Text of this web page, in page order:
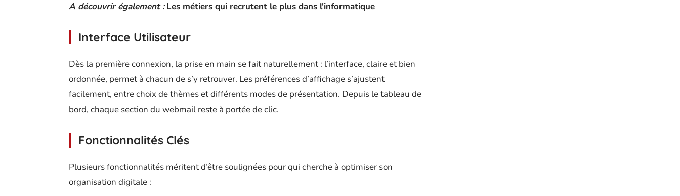
A découvrir également : Les métiers qui recrutent le plus dans l'informatique
Interface Utilisateur
Dès la première connexion, la prise en main se fait naturellement : l’interface, claire et bien
ordonnée, permet à chacun de s’y retrouver. Les préférences d’affichage s’ajustent
facilement, entre choix de thèmes et différents modes de présentation. Depuis le tableau de
bord, chaque section du webmail reste à portée de clic.
Fonctionnalités Clés
Plusieurs fonctionnalités méritent d’être soulignées pour qui cherche à optimiser son
organisation digitale :